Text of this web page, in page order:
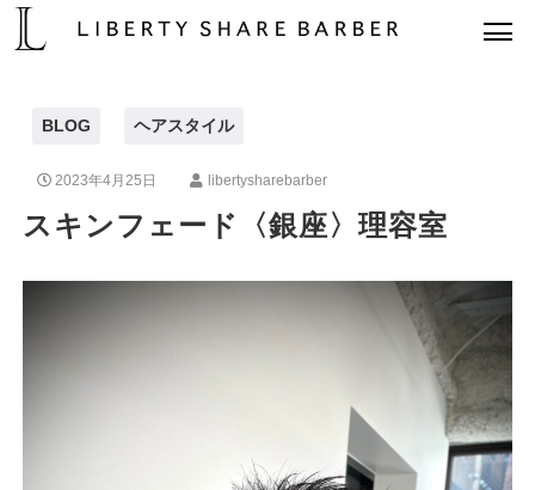
BLOG ヘアスタイル
2023年4月25日 libertysharebarber
スキンフェード〈銀座〉理容室